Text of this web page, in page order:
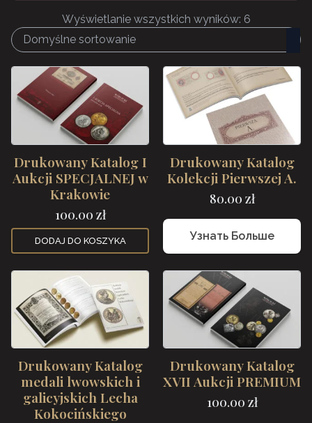
Wyświetlanie wszystkich wyników: 6
Drukowany Katalog I
Aukcji SPECJALNEJ w
Krakowie
100.00 zł
DODAJ DO KOSZYKA
Drukowany Katalog
Kolekcji Pierwszej A.
80.00 zł
Узнать Больше
Drukowany Katalog
medali lwowskich i
galicyjskich Lecha
Kokocińskiego
Drukowany Katalog
XVII Aukcji PREMIUM
100.00 zł